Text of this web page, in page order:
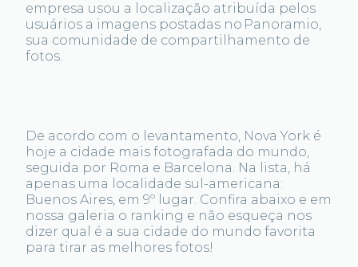
empresa usou a localização atribuída pelos
usuários a imagens postadas no Panoramio,
sua comunidade de compartilhamento de
fotos.
De acordo com o levantamento, Nova York é
hoje a cidade mais fotografada do mundo,
seguida por Roma e Barcelona. Na lista, há
apenas uma localidade sul-americana:
Buenos Aires, em 9º lugar. Confira abaixo e em
nossa galeria o ranking e não esqueça nos
dizer qual é a sua cidade do mundo favorita
para tirar as melhores fotos!